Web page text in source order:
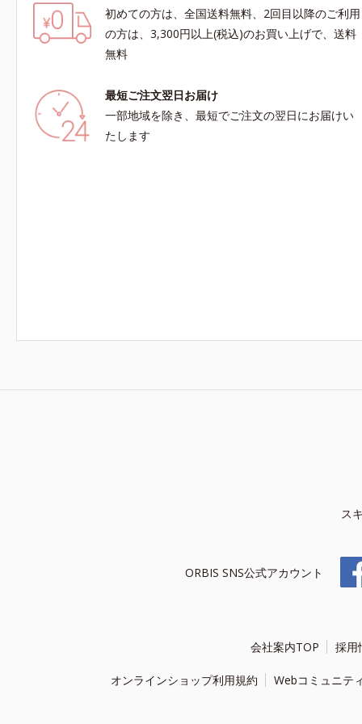
初めての方は、全国送料無料、2回目以降のご利用
の方は、3,300円以上(税込)のお買い上げで、送料
無料
最短ご注文翌日お届け
一部地域を除き、最短でご注文の翌日にお届けい
たします
ス
ORBIS SNS公式アカウント
会社案内TOP 採用
オンラインショップ利用規約 Webコミュニテ